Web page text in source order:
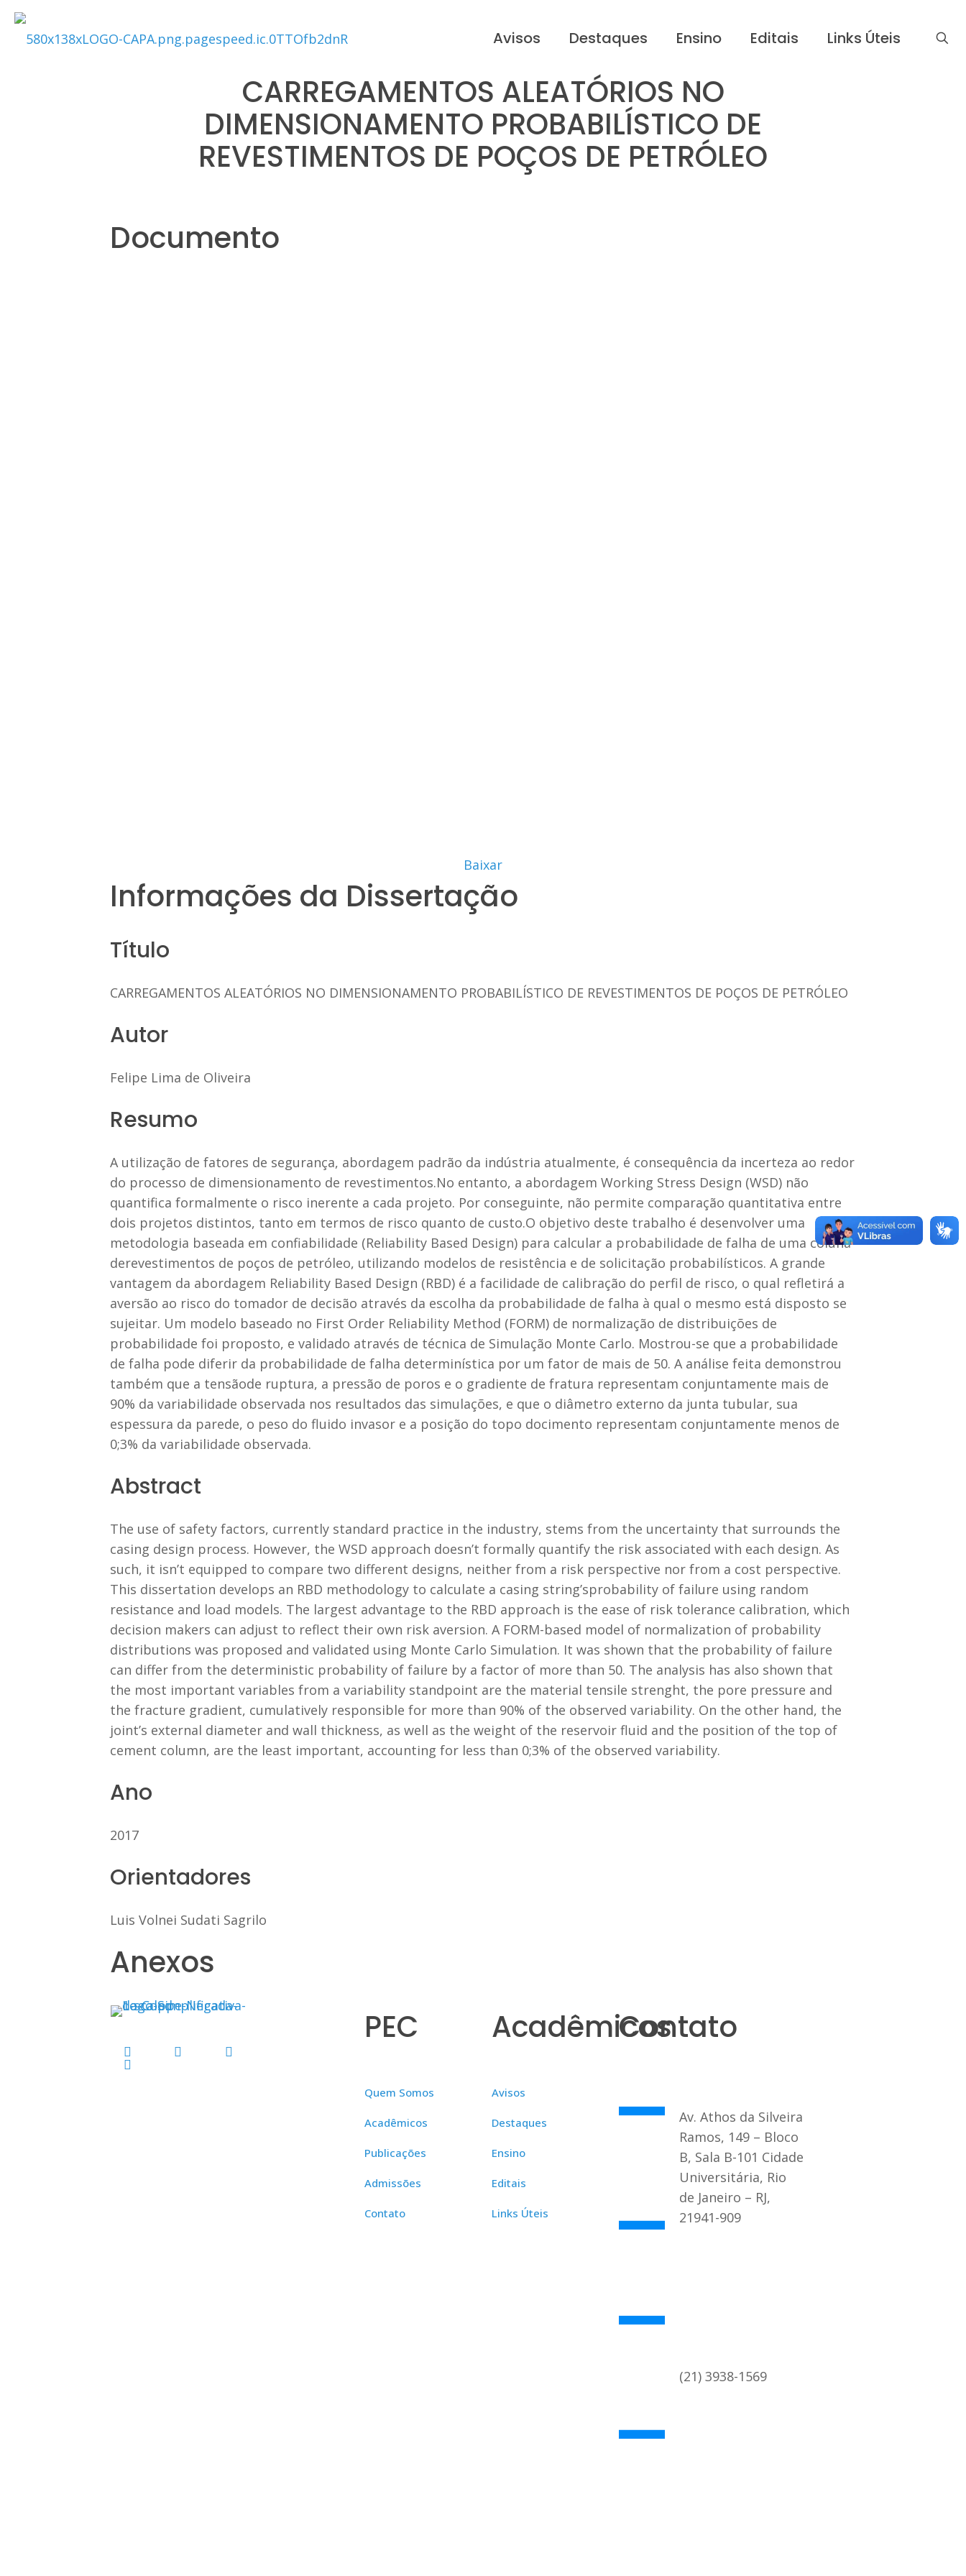
Avisos Destaques Ensino Editais Links Úteis
CARREGAMENTOS ALEATÓRIOS NO
DIMENSIONAMENTO PROBABILÍSTICO DE
REVESTIMENTOS DE POÇOS DE PETRÓLEO
Documento
Baixar
Informações da Dissertação
Título
CARREGAMENTOS ALEATÓRIOS NO DIMENSIONAMENTO PROBABILÍSTICO DE REVESTIMENTOS DE POÇOS DE PETRÓLEO
Autor
Felipe Lima de Oliveira
Resumo
A utilização de fatores de segurança, abordagem padrão da indústria atualmente, é consequência da incerteza ao redor
do processo de dimensionamento de revestimentos.No entanto, a abordagem Working Stress Design (WSD) não
quantifica formalmente o risco inerente a cada projeto. Por conseguinte, não permite comparação quantitativa entre
dois projetos distintos, tanto em termos de risco quanto de custo.O objetivo deste trabalho é desenvolver uma
metodologia baseada em confiabilidade (Reliability Based Design) para calcular a probabilidade de falha de uma coluna
derevestimentos de poços de petróleo, utilizando modelos de resistência e de solicitação probabilísticos. A grande
vantagem da abordagem Reliability Based Design (RBD) é a facilidade de calibração do perfil de risco, o qual refletirá a
aversão ao risco do tomador de decisão através da escolha da probabilidade de falha à qual o mesmo está disposto se
sujeitar. Um modelo baseado no First Order Reliability Method (FORM) de normalização de distribuições de
probabilidade foi proposto, e validado através de técnica de Simulação Monte Carlo. Mostrou-se que a probabilidade
de falha pode diferir da probabilidade de falha determinística por um fator de mais de 50. A análise feita demonstrou
também que a tensãode ruptura, a pressão de poros e o gradiente de fratura representam conjuntamente mais de
90% da variabilidade observada nos resultados das simulações, e que o diâmetro externo da junta tubular, sua
espessura da parede, o peso do fluido invasor e a posição do topo docimento representam conjuntamente menos de
0;3% da variabilidade observada.
Abstract
The use of safety factors, currently standard practice in the industry, stems from the uncertainty that surrounds the
casing design process. However, the WSD approach doesn’t formally quantify the risk associated with each design. As
such, it isn’t equipped to compare two different designs, neither from a risk perspective nor from a cost perspective.
This dissertation develops an RBD methodology to calculate a casing string’sprobability of failure using random
resistance and load models. The largest advantage to the RBD approach is the ease of risk tolerance calibration, which
decision makers can adjust to reflect their own risk aversion. A FORM-based model of normalization of probability
distributions was proposed and validated using Monte Carlo Simulation. It was shown that the probability of failure
can differ from the deterministic probability of failure by a factor of more than 50. The analysis has also shown that
the most important variables from a variability standpoint are the material tensile strenght, the pore pressure and
the fracture gradient, cumulatively responsible for more than 90% of the observed variability. On the other hand, the
joint’s external diameter and wall thickness, as well as the weight of the reservoir fluid and the position of the top of
cement column, are the least important, accounting for less than 0;3% of the observed variability.
Ano
2017
Orientadores
Luis Volnei Sudati Sagrilo
Anexos
PEC
Quem Somos
Acadêmicos
Publicações
Admissões
Contato
Acadêmicos
Avisos
Destaques
Ensino
Editais
Links Úteis
Contato
Av. Athos da Silveira
Ramos, 149 – Bloco
B, Sala B-101 Cidade
Universitária, Rio
de Janeiro – RJ,
21941-909
(21) 3938-1569